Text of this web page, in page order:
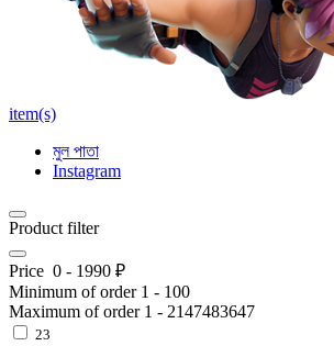
item(s)
মুল পাতা
Instagram
Product filter
Price 0 - 1990 ₽
Minimum of order 1 - 100
Maximum of order 1 - 2147483647
23